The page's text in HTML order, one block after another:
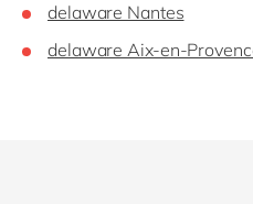
delaware Nantes
delaware Aix-en-